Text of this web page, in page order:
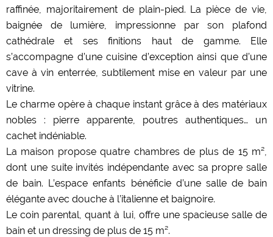
raffinée, majoritairement de plain-pied. La pièce de vie,
baignée de lumière, impressionne par son plafond
cathédrale et ses finitions haut de gamme. Elle
s’accompagne d’une cuisine d’exception ainsi que d’une
cave à vin enterrée, subtilement mise en valeur par une
vitrine.
Le charme opère à chaque instant grâce à des matériaux
nobles : pierre apparente, poutres authentiques… un
cachet indéniable.
La maison propose quatre chambres de plus de 15 m²,
dont une suite invités indépendante avec sa propre salle
de bain. L’espace enfants bénéficie d’une salle de bain
élégante avec douche à l’italienne et baignoire.
Le coin parental, quant à lui, offre une spacieuse salle de
bain et un dressing de plus de 15 m².